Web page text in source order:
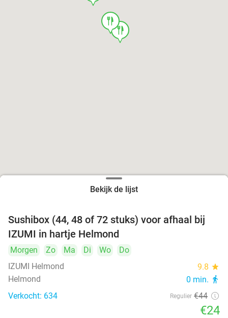
food
food
Bekijk de lijst
45%
Sushibox (44, 48 of 72 stuks) voor afhaal bij
IZUMI in hartje Helmond
Morgen Zo Ma Di Wo
Do
IZUMI Helmond
9.8 star
Helmond 0 min. directions_walk
Verkocht: 634 Regulier €44
€24